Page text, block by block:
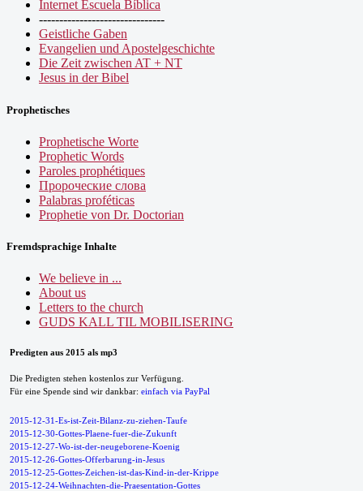
Internet Escuela Bíblica
-------------------------------
Geistliche Gaben
Evangelien und Apostelgeschichte
Die Zeit zwischen AT + NT
Jesus in der Bibel
Prophetisches
Prophetische Worte
Prophetic Words
Paroles prophétiques
Пророческие слова
Palabras proféticas
Prophetie von Dr. Doctorian
Fremdsprachige Inhalte
We believe in ...
About us
Letters to the church
GUDS KALL TIL MOBILISERING